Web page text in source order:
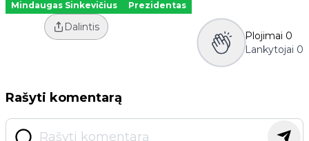
Mindaugas Sinkevičius
Prezidentas
Dalintis
Plojimai 0
Lankytojai 0
Rašyti komentarą